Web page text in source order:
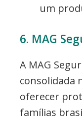
um
6. MAG
A MAG
consolidada
oferecer
famílias